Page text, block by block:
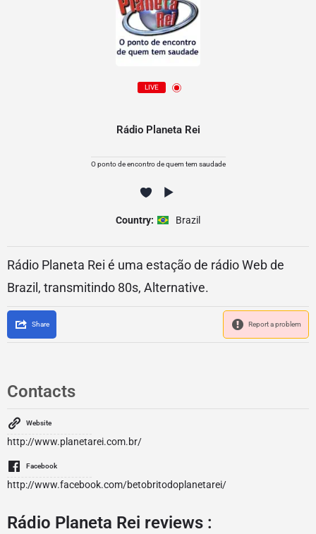
LIVE
Rádio Planeta Rei
O ponto de encontro de quem tem saudade
Country: Brazil
Rádio Planeta Rei é uma estação de rádio Web de
Brazil, transmitindo 80s, Alternative.
Share Report a problem
Contacts
Website
http://www.planetarei.com.br/
Facebook
http://www.facebook.com/betobritodoplanetarei/
Rádio Planeta Rei reviews :